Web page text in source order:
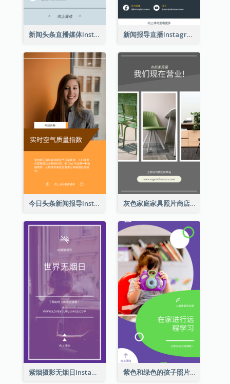
新闻头条直播媒体Instagram限时动态 新闻报导直播Instagram限时动态
今日头条新闻报导Instagram限时动态 灰色家庭家具照片商店开业Instagram限时动态
紫烟摄影无烟日Instagram限时动态 紫色和绿色的孩子照片远程学习Instagram限时动态